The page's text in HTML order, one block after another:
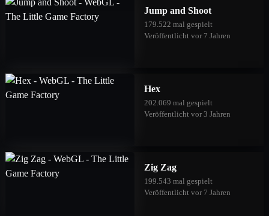
Jump and Shoot
179.522 mal gespielt
Veröffentlicht vor 7 Jahren
Hex
202.069 mal gespielt
Veröffentlicht vor 3 Jahren
Zig Zag
199.543 mal gespielt
Veröffentlicht vor 7 Jahren